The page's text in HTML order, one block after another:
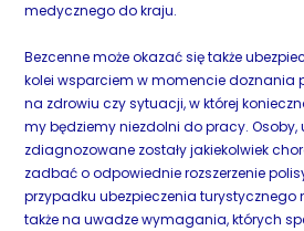
medycznego do kraju.
Bezcenne może okazać się także
kolei wsparciem w momencie doznania
na zdrowiu czy sytuacji, w której
my będziemy niezdolni do pracy. Osoby,
zdiagnozowane zostały jakiekolwiek
zadbać o odpowiednie rozszerzenie
przypadku ubezpieczenia turystycznego
także na uwadze wymagania, których